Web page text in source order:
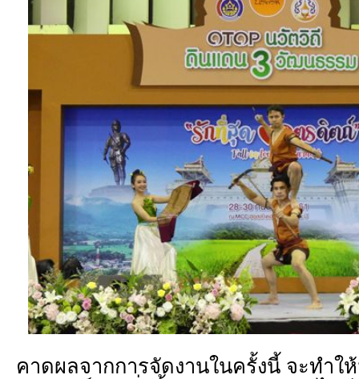
คาดผลจากการจัดงานในครั้งนี้ จะทำใ